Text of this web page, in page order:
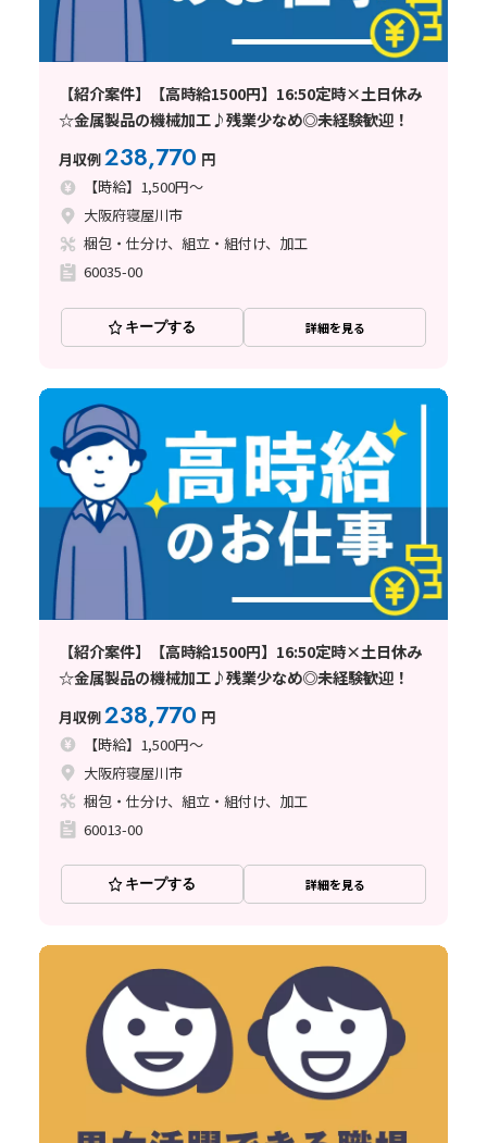
【紹介案件】【高時給1500円】16:50定時×土日休み
☆金属製品の機械加工♪残業少なめ◎未経験歓迎！
月収例238,770 円
【時給】1,500円～
大阪府寝屋川市
梱包・仕分け、組立・組付け、加工
60035-00
キープする 詳細を見る
【紹介案件】【高時給1500円】16:50定時×土日休み
☆金属製品の機械加工♪残業少なめ◎未経験歓迎！
月収例238,770 円
【時給】1,500円～
大阪府寝屋川市
梱包・仕分け、組立・組付け、加工
60013-00
キープする 詳細を見る